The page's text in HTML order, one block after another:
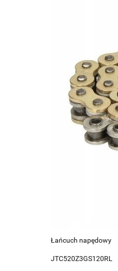
Łańcuch napędowy
JTC520Z3GS120RL